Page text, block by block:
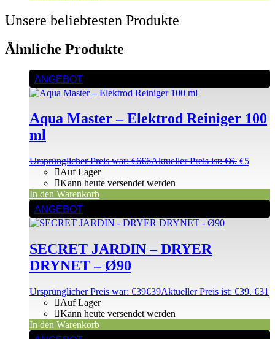
Unsere beliebtesten Produkte
Ähnliche Produkte
ANGEBOT
Aqua Master – Elektrod Reiniger 100
ml
Ursprünglicher Preis war: €6€6Aktueller Preis ist: €6. €5
Auf Lager
Kann heute versendet werden
In den Warenkorb
ANGEBOT
SECRET JARDIN – DRYER
DRYNET – Ø90
Ursprünglicher Preis war: €39€39Aktueller Preis ist: €39. €31
Auf Lager
Kann heute versendet werden
In den Warenkorb